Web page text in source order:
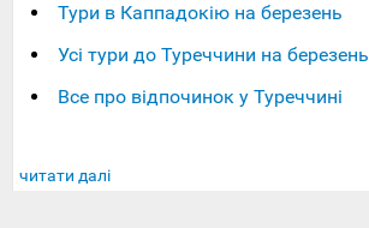
Тури в Каппадокію на березень
Усі тури до Туреччини на березень
Все про відпочинок у Туреччині
читати далі